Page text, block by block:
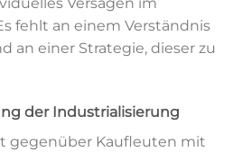
Versagen im
fehlt an einem Verständnis
an einer Strategie, dieser zu
der Industrialisierung
gegenüber Kaufleuten mit